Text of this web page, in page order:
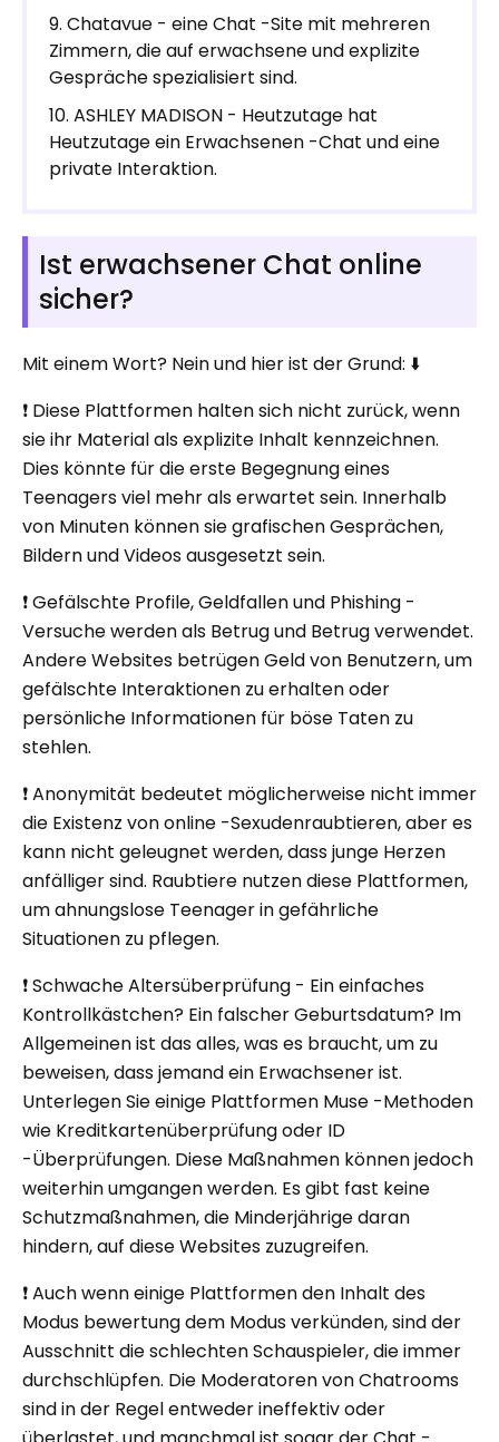
Chatavue - eine Chat -Site mit mehreren
Zimmern, die auf erwachsene und explizite
Gespräche spezialisiert sind.
ASHLEY MADISON - Heutzutage hat
Heutzutage ein Erwachsenen -Chat und eine
private Interaktion.
Ist erwachsener Chat online
sicher?
Mit einem Wort? Nein und hier ist der Grund: ⬇️
❗ Diese Plattformen halten sich nicht zurück, wenn
sie ihr Material als explizite Inhalt kennzeichnen.
Dies könnte für die erste Begegnung eines
Teenagers viel mehr als erwartet sein. Innerhalb
von Minuten können sie grafischen Gesprächen,
Bildern und Videos ausgesetzt sein.
❗ Gefälschte Profile, Geldfallen und Phishing -
Versuche werden als Betrug und Betrug verwendet.
Andere Websites betrügen Geld von Benutzern, um
gefälschte Interaktionen zu erhalten oder
persönliche Informationen für böse Taten zu
stehlen.
❗ Anonymität bedeutet möglicherweise nicht immer
die Existenz von online -Sexudenraubtieren, aber es
kann nicht geleugnet werden, dass junge Herzen
anfälliger sind. Raubtiere nutzen diese Plattformen,
um ahnungslose Teenager in gefährliche
Situationen zu pflegen.
❗ Schwache Altersüberprüfung - Ein einfaches
Kontrollkästchen? Ein falscher Geburtsdatum? Im
Allgemeinen ist das alles, was es braucht, um zu
beweisen, dass jemand ein Erwachsener ist.
Unterlegen Sie einige Plattformen Muse -Methoden
wie Kreditkartenüberprüfung oder ID
-Überprüfungen. Diese Maßnahmen können jedoch
weiterhin umgangen werden. Es gibt fast keine
Schutzmaßnahmen, die Minderjährige daran
hindern, auf diese Websites zuzugreifen.
❗ Auch wenn einige Plattformen den Inhalt des
Modus bewertung dem Modus verkünden, sind der
Ausschnitt die schlechten Schauspieler, die immer
durchschlüpfen. Die Moderatoren von Chatrooms
sind in der Regel entweder ineffektiv oder